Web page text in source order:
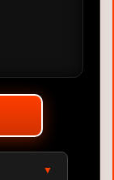
▼